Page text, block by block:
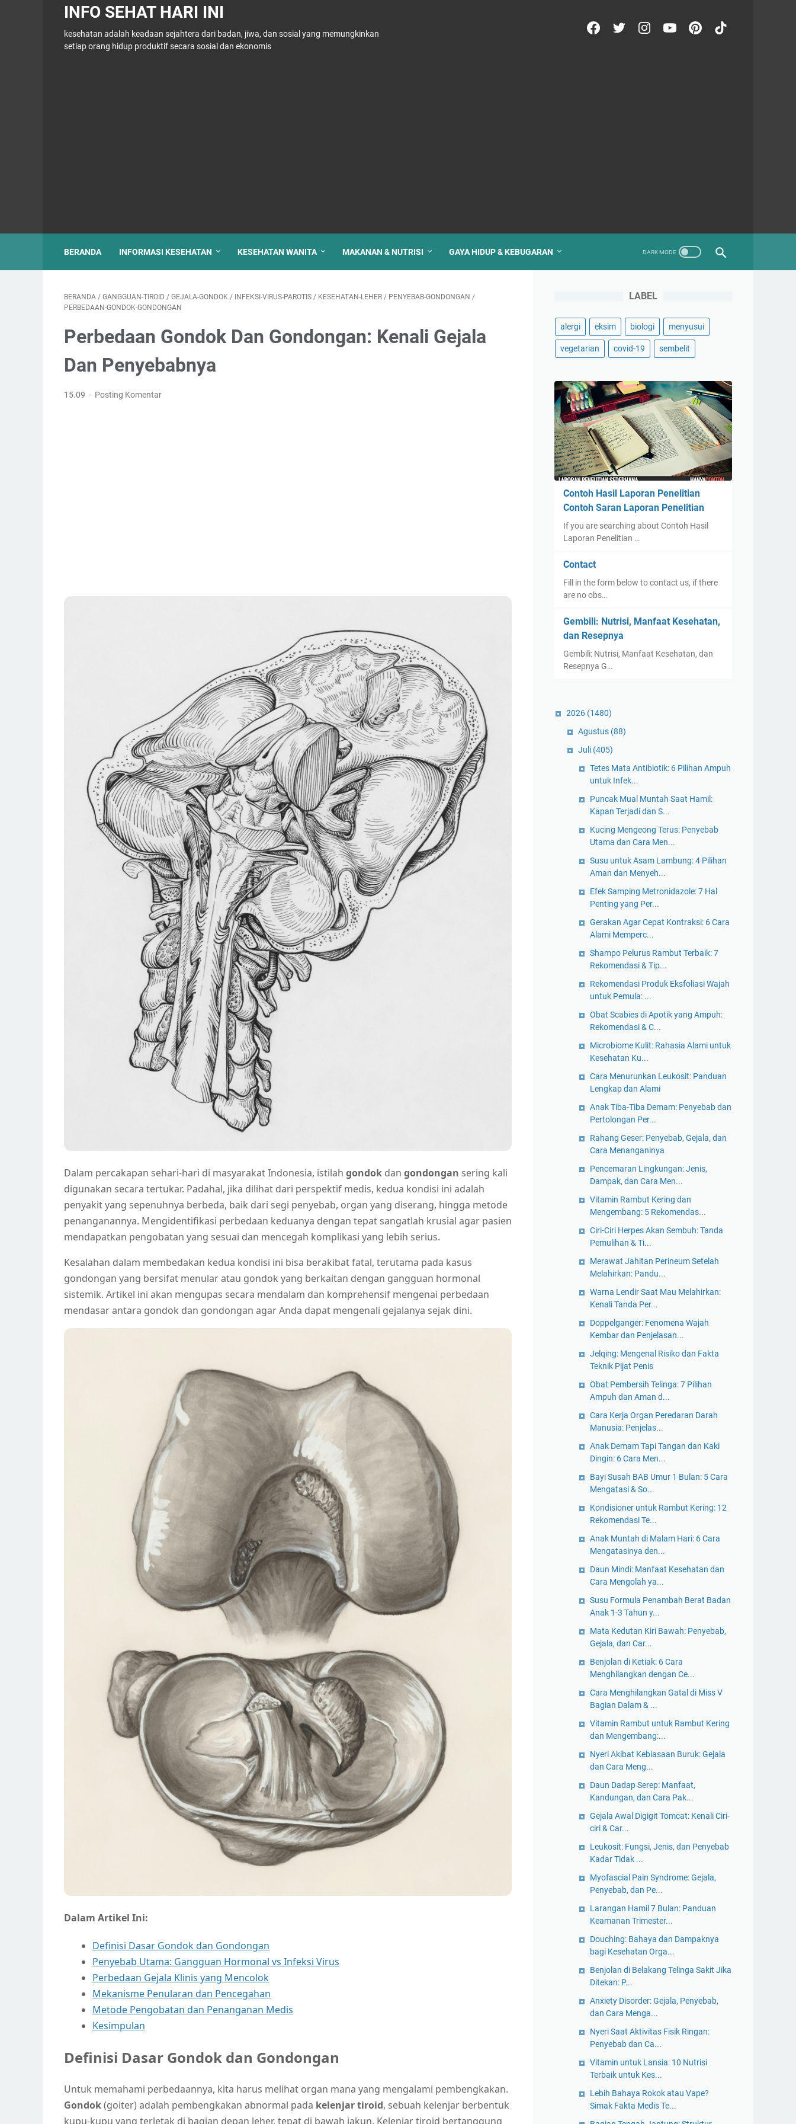
INFO SEHAT HARI INI
kesehatan adalah keadaan sejahtera dari badan, jiwa, dan sosial yang memungkinkan
setiap orang hidup produktif secara sosial dan ekonomis
BERANDA INFORMASI KESEHATAN KESEHATAN WANITA MAKANAN & NUTRISI GAYA HIDUP & KEBUGARAN
BERANDA / GANGGUAN-TIROID / GEJALA-GONDOK / INFEKSI-VIRUS-PAROTIS / KESEHATAN-LEHER / PENYEBAB-GONDONGAN /
PERBEDAAN-GONDOK-GONDONGAN
Perbedaan Gondok Dan Gondongan: Kenali Gejala
Dan Penyebabnya
15.09 Posting Komentar
Dalam percakapan sehari-hari di masyarakat Indonesia, istilah gondok dan gondongan sering kali
digunakan secara tertukar. Padahal, jika dilihat dari perspektif medis, kedua kondisi ini adalah
penyakit yang sepenuhnya berbeda, baik dari segi penyebab, organ yang diserang, hingga metode
penanganannya. Mengidentifikasi perbedaan keduanya dengan tepat sangatlah krusial agar pasien
mendapatkan pengobatan yang sesuai dan mencegah komplikasi yang lebih serius.
Kesalahan dalam membedakan kedua kondisi ini bisa berakibat fatal, terutama pada kasus
gondongan yang bersifat menular atau gondok yang berkaitan dengan gangguan hormonal
sistemik. Artikel ini akan mengupas secara mendalam dan komprehensif mengenai perbedaan
mendasar antara gondok dan gondongan agar Anda dapat mengenali gejalanya sejak dini.
Dalam Artikel Ini:
Definisi Dasar Gondok dan Gondongan
Penyebab Utama: Gangguan Hormonal vs Infeksi Virus
Perbedaan Gejala Klinis yang Mencolok
Mekanisme Penularan dan Pencegahan
Metode Pengobatan dan Penanganan Medis
Kesimpulan
Definisi Dasar Gondok dan Gondongan
Untuk memahami perbedaannya, kita harus melihat organ mana yang mengalami pembengkakan.
Gondok(goiter) adalah pembengkakan abnormal pada kelenjar tiroid, sebuah kelenjar berbentuk
kupu-kupu yang terletak di bagian depan leher, tepat di bawah jakun. Kelenjar tiroid bertanggung
LABEL
alergi eksim biologi menyusui
vegetarian covid-19 sembelit
Contoh Hasil Laporan Penelitian
Contoh Saran Laporan Penelitian
If you are searching about Contoh Hasil
Laporan Penelitian …
Contact
Fill in the form below to contact us, if there
are no obs…
Gembili: Nutrisi, Manfaat Kesehatan,
dan Resepnya
Gembili: Nutrisi, Manfaat Kesehatan, dan
Resepnya G…
2026 (1480)
Agustus (88)
Juli (405)
Tetes Mata Antibiotik: 6 Pilihan Ampuh
untuk Infek...
Puncak Mual Muntah Saat Hamil:
Kapan Terjadi dan S...
Kucing Mengeong Terus: Penyebab
Utama dan Cara Men...
Susu untuk Asam Lambung: 4 Pilihan
Aman dan Menyeh...
Efek Samping Metronidazole: 7 Hal
Penting yang Per...
Gerakan Agar Cepat Kontraksi: 6 Cara
Alami Memperc...
Shampo Pelurus Rambut Terbaik: 7
Rekomendasi & Tip...
Rekomendasi Produk Eksfoliasi Wajah
untuk Pemula: ...
Obat Scabies di Apotik yang Ampuh:
Rekomendasi & C...
Microbiome Kulit: Rahasia Alami untuk
Kesehatan Ku...
Cara Menurunkan Leukosit: Panduan
Lengkap dan Alami
Anak Tiba-Tiba Demam: Penyebab dan
Pertolongan Per...
Rahang Geser: Penyebab, Gejala, dan
Cara Menanganinya
Pencemaran Lingkungan: Jenis,
Dampak, dan Cara Men...
Vitamin Rambut Kering dan
Mengembang: 5 Rekomendas...
Ciri-Ciri Herpes Akan Sembuh: Tanda
Pemulihan & Ti...
Merawat Jahitan Perineum Setelah
Melahirkan: Pandu...
Warna Lendir Saat Mau Melahirkan:
Kenali Tanda Per...
Doppelganger: Fenomena Wajah
Kembar dan Penjelasan...
Jelqing: Mengenal Risiko dan Fakta
Teknik Pijat Penis
Obat Pembersih Telinga: 7 Pilihan
Ampuh dan Aman d...
Cara Kerja Organ Peredaran Darah
Manusia: Penjelas...
Anak Demam Tapi Tangan dan Kaki
Dingin: 6 Cara Men...
Bayi Susah BAB Umur 1 Bulan: 5 Cara
Mengatasi & So...
Kondisioner untuk Rambut Kering: 12
Rekomendasi Te...
Anak Muntah di Malam Hari: 6 Cara
Mengatasinya den...
Daun Mindi: Manfaat Kesehatan dan
Cara Mengolah ya...
Susu Formula Penambah Berat Badan
Anak 1-3 Tahun y...
Mata Kedutan Kiri Bawah: Penyebab,
Gejala, dan Car...
Benjolan di Ketiak: 6 Cara
Menghilangkan dengan Ce...
Cara Menghilangkan Gatal di Miss V
Bagian Dalam & ...
Vitamin Rambut untuk Rambut Kering
dan Mengembang:...
Nyeri Akibat Kebiasaan Buruk: Gejala
dan Cara Meng...
Daun Dadap Serep: Manfaat,
Kandungan, dan Cara Pak...
Gejala Awal Digigit Tomcat: Kenali Ciri-
ciri & Car...
Leukosit: Fungsi, Jenis, dan Penyebab
Kadar Tidak ...
Myofascial Pain Syndrome: Gejala,
Penyebab, dan Pe...
Larangan Hamil 7 Bulan: Panduan
Keamanan Trimester...
Douching: Bahaya dan Dampaknya
bagi Kesehatan Orga...
Benjolan di Belakang Telinga Sakit Jika
Ditekan: P...
Anxiety Disorder: Gejala, Penyebab,
dan Cara Menga...
Nyeri Saat Aktivitas Fisik Ringan:
Penyebab dan Ca...
Vitamin untuk Lansia: 10 Nutrisi
Terbaik untuk Kes...
Lebih Bahaya Rokok atau Vape?
Simak Fakta Medis Te...